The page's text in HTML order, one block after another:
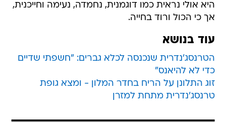
היא אולי נראית כמו דוגמנית, נחמדה, נעימה וחייכנית,
אך כי הכול ורוד בחייה.
עוד בנושא
הטרנסג'נדרית שנכנסה לכלא גברים: "חשפתי שדיים
כדי לא להיאנס"
זוג התלונן על הריח בחדר המלון - ומצא גופת
טרנסג'נדרית מתחת למזרן